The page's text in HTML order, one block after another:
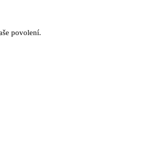
povolení.